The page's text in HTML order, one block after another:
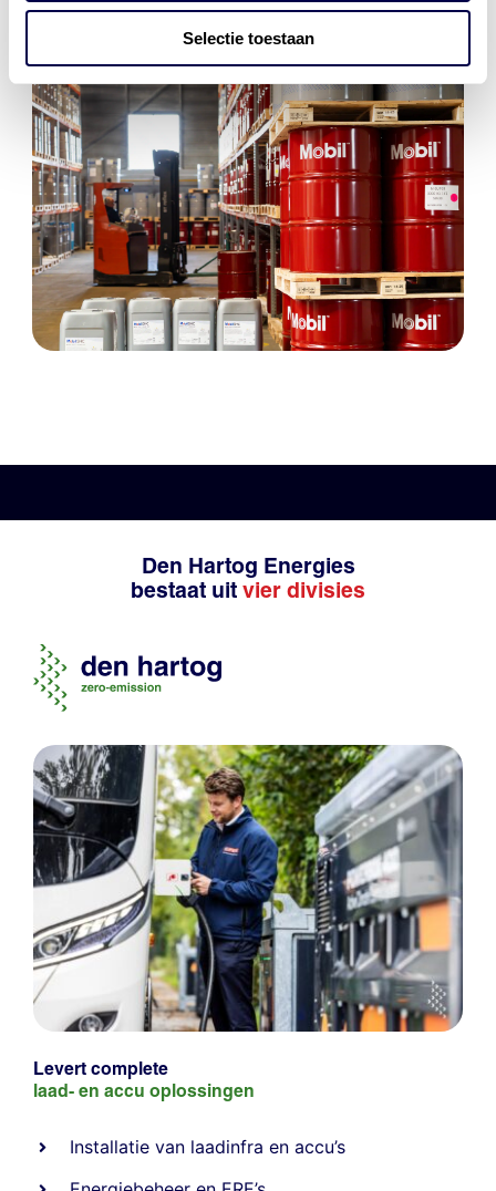
Selectie toestaan
Den Hartog Energies
bestaat uit vier divisies
Levert complete
laad- en accu oplossingen
Installatie van laadinfra en accu’s